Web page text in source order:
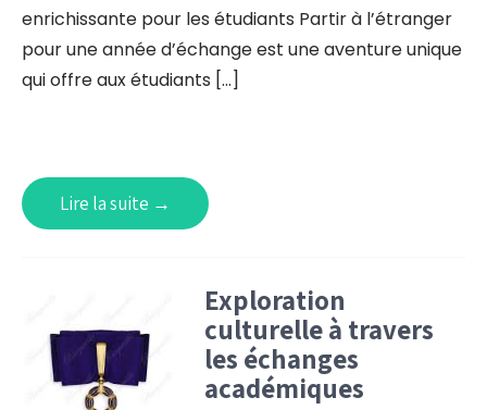
enrichissante pour les étudiants Partir à l’étranger
pour une année d’échange est une aventure unique
qui offre aux étudiants […]
Lire la suite →
Exploration
culturelle à travers
les échanges
académiques